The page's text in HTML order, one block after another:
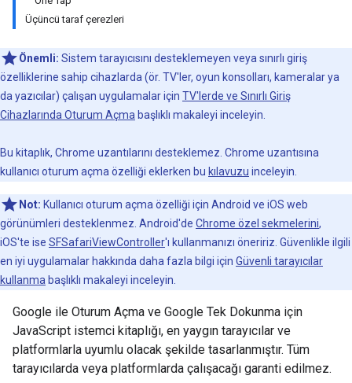
Üçüncü taraf çerezleri
Önemli: Sistem tarayıcısını desteklemeyen veya sınırlı giriş
özelliklerine sahip cihazlarda (ör. TV'ler, oyun konsolları, kameralar ya
da yazıcılar) çalışan uygulamalar için TV'lerde ve Sınırlı Giriş
Cihazlarında Oturum Açma başlıklı makaleyi inceleyin.
Bu kitaplık, Chrome uzantılarını desteklemez. Chrome uzantısına
kullanıcı oturum açma özelliği eklerken bu kılavuzu inceleyin.
Not: Kullanıcı oturum açma özelliği için Android ve iOS web
görünümleri desteklenmez. Android'de Chrome özel sekmelerini,
iOS'te ise SFSafariViewController'ı kullanmanızı öneririz. Güvenlikle ilgili
en iyi uygulamalar hakkında daha fazla bilgi için Güvenli tarayıcılar
kullanma başlıklı makaleyi inceleyin.
Google ile Oturum Açma ve Google Tek Dokunma için
JavaScript istemci kitaplığı, en yaygın tarayıcılar ve
platformlarla uyumlu olacak şekilde tasarlanmıştır. Tüm
tarayıcılarda veya platformlarda çalışacağı garanti edilmez.